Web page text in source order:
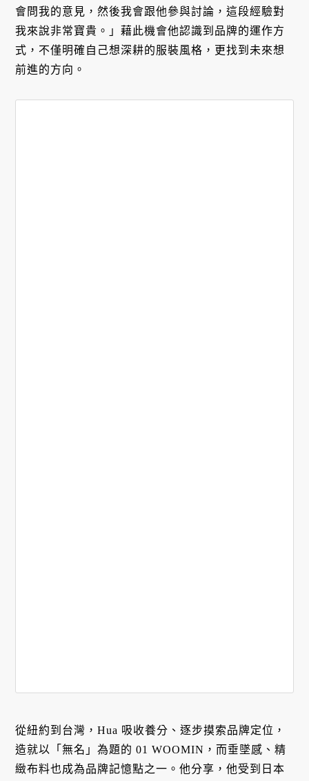
會問我的意見，然後我會跟他參與討論，這段經驗對
我來說非常寶貴。」藉此機會他認識到品牌的運作方
式，不僅明確自己想深耕的服裝風格，更找到未來想
前進的方向。
從紐約到台灣，Hua 吸收養分、逐步摸索品牌定位，
造就以「無名」為題的 01 WOOMIN，而垂墜感、精
緻布料也成為品牌記憶點之一。他分享，他受到日本